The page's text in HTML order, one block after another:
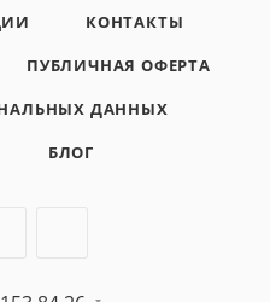
КОНТАКТЫ
ПУБЛИЧНАЯ ОФЕРТА
ДАННЫХ
БЛОГ